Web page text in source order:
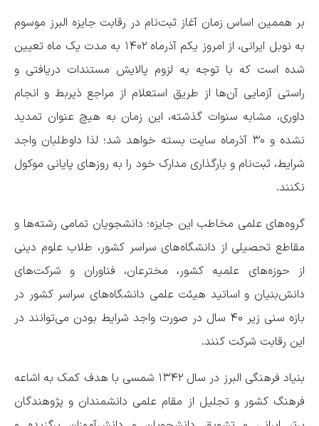
بر هممین اساس زمان آغاز ثبت‌نام در رقابت جایزه البرز موسوم
به نوبل ایرانی، از امروز یکم آذرماه ۱۴۰۲ به مدت یک ماه تعیین
شده است که با توجه به لزوم پالایش مستندات دریافتی و
راستی آزمایی آن‌ها از طریق استعلام از مراجع ذیربط و انجام
داوری، مشابه سنوات گذشته، این زمان به هیچ عنوان تمدید
نشده و ۳۰ آذرماه سایت بسته خواهد شد؛ لذا داوطلبان واجد
شرایط، ثبت‌نام و بارگذاری مدارک خود را به روز‌های پایانی موکول
نکنند.
گروه‌های علمی مخاطب این جایزه؛ دانشجویان تمامی رشته‌ها و
مقاطع تحصیلی از دانشگاه‌های سراسر کشور، طلاب علوم دینی
از حوزه‌های علمیه کشور، مخترعان، فناوران و شرکت‌های
دانش‌بنیان و اساتید هیئت علمی دانشگاه‌های سراسر کشور در
بازه سنی زیر ۴۰ سال در صورت واجد شرایط بودن می‌توانند در
این رقابت شرکت کنند.
بنیاد فرهنگی البرز در سال ۱۳۴۲ شمسی با هدف کمک به اشاعه
فرهنگ کشور و تجلیل از مقام علمی دانشمندان و پژوهندگان